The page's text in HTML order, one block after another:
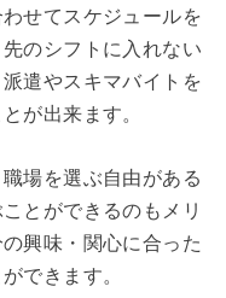
せてスケジュールを
のシフトに入れない
遣やスキマバイトを
が出来ます。
場を選ぶ自由がある
とができるのもメリ
興味・関心に合った
できます。